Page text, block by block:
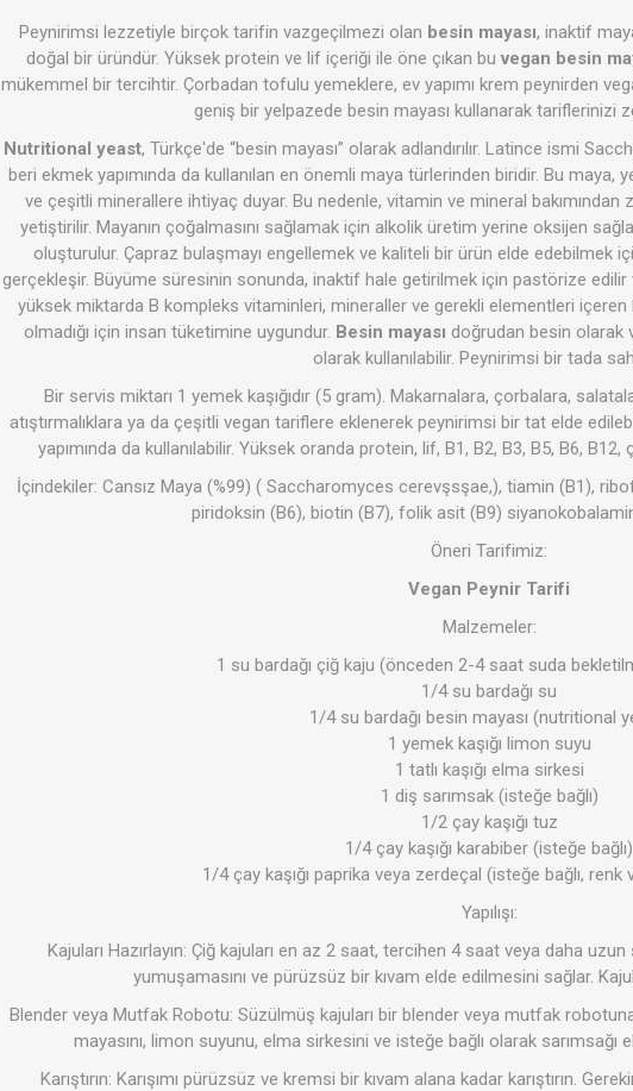
Minik Veganlar
Soslar Şeker Yerine
Çorbalar
Peynirimsi lezzetiyle birçok tarifin vazgeçilmezi olan besin mayası, inaktif
doğal bir üründür. Yüksek protein ve lif içeriği ile öne çıkan bu vegan besin
mükemmel bir tercihtir. Çorbadan tofulu yemeklere, ev yapımı krem peynirden
geniş bir yelpazede besin mayası kullanarak tariflerinizi
Nutritional yeast, Türkçe'de “besin mayası” olarak adlandırılır. Latince ismi
beri ekmek yapımında da kullanılan en önemli maya türlerinden biridir. Bu
ve çeşitli minerallere ihtiyaç duyar. Bu nedenle, vitamin ve mineral bakımından
yetiştirilir. Mayanın çoğalmasını sağlamak için alkolik üretim yerine oksijen
oluşturulur. Çapraz bulaşmayı engellemek ve kaliteli bir ürün elde
gerçekleşir. Büyüme süresinin sonunda, inaktif hale getirilmek için pastörize edilir
yüksek miktarda B kompleks vitaminleri, mineraller ve gerekli elementleri içeren
olmadığı için insan tüketimine uygundur. Besin mayası doğrudan besin olarak
olarak kullanılabilir. Peynirimsi bir tada
Bir servis miktarı 1 yemek kaşığıdır (5 gram). Makarnalara, çorbalara,
atıştırmalıklara ya da çeşitli vegan tariflere eklenerek peynirimsi bir tat elde
yapımında da kullanılabilir. Yüksek oranda protein, lif, B1, B2, B3, B5, B6,
İçindekiler: Cansız Maya (%99) ( Saccharomyces cerevşsşae,), tiamin (B1),
piridoksin (B6), biotin (B7), folik asit (B9)
Öneri Tarifimiz:
Vegan Peynir Tarifi
Malzemeler:
1 su bardağı çiğ kaju (önceden 2-4 saat suda
1/4 su bardağı su
1/4 su bardağı besin mayası (nutritional
1 yemek kaşığı limon suyu
1 tatlı kaşığı elma sirkesi
1 diş sarımsak (isteğe bağlı)
1/2 çay kaşığı tuz
1/4 çay kaşığı karabiber (isteğe bağlı)
1/4 çay kaşığı paprika veya zerdeçal (isteğe bağlı,
Yapılışı:
Kajuları Hazırlayın: Çiğ kajuları en az 2 saat, tercihen 4 saat veya daha
yumuşamasını ve pürüzsüz bir kıvam elde edilmesini sağlar.
Blender veya Mutfak Robotu: Süzülmüş kajuları bir blender veya mutfak
mayasını, limon suyunu, elma sirkesini ve isteğe bağlı olarak sarımsağı
Karıştırın: Karışımı pürüzsüz ve kremsi bir kıvam alana kadar karıştırın.